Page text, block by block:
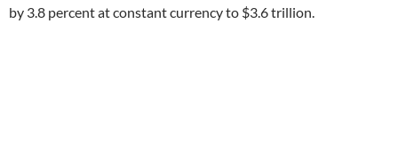
by 3.8 percent at constant currency to $3.6 trillion.